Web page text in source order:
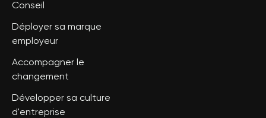
Conseil
Déployer sa marque
employeur
Accompagner le
changement
Développer sa culture
d'entreprise